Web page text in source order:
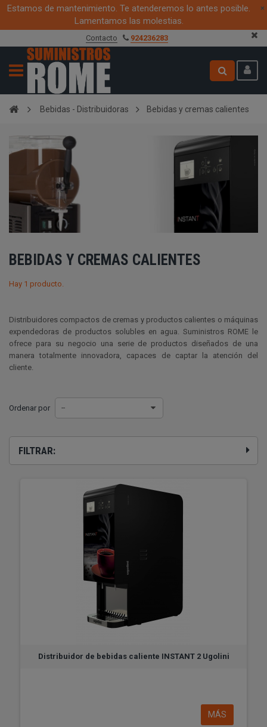
Estamos de mantenimiento. Te atenderemos lo antes posible.
Lamentamos las molestias.
×
Contacto 924236283
Bebidas - Distribuidoras Bebidas y cremas calientes
BEBIDAS Y CREMAS CALIENTES
Hay 1 producto.
Distribuidores compactos de cremas y productos calientes o máquinas
expendedoras de productos solubles en agua. Suministros ROME le
ofrece para su negocio una serie de productos diseñados de una
manera totalmente innovadora, capaces de captar la atención del
cliente.
Ordenar por --
FILTRAR:
Distribuidor de bebidas caliente INSTANT 2 Ugolini
MÁS